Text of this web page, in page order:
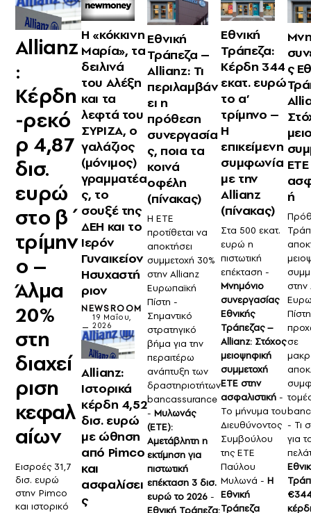
Allianz
:
Κέρδη
-ρεκό
ρ 4,87
δισ.
ευρώ
στο β΄
τρίμην
ο –
Άλμα
20%
στη
διαχεί
ριση
κεφαλ
αίων
Εισροές 31,7
δισ. ευρώ
στην Pimco
και ιστορικό
Η «κόκκινη
Μαρία», τα
δειλινά
του Αλέξη
και τα
λεφτά του
ΣΥΡΙΖΑ, ο
γαλάζιος
(μόνιμος)
γραμματέα
ς, το
σουξέ της
ΔΕΗ και το
Ιερόν
Γυναικείον
Ησυχαστή
ριον
NEWSROOM
19 Μαΐου,
2026
Allianz:
Ιστορικά
κέρδη 4,52
δισ. ευρώ
με ώθηση
από Pimco
και
ασφαλίσει
ς
Εθνική
Τράπεζα –
Allianz: Τι
περιλαμβάν
ει η
πρόθεση
συνεργασία
ς, ποια τα
κοινά
οφέλη
(πίνακας)
Η ΕΤΕ
προτίθεται να
αποκτήσει
συμμετοχή 30%
στην Allianz
Ευρωπαϊκή
Πίστη -
Σημαντικό
στρατηγικό
βήμα για την
περαιτέρω
ανάπτυξη των
δραστηριοτήτων
bancassurance
-Μυλωνάς
(ΕΤΕ):
Αμετάβλητη η
εκτίμηση για
πιστωτική
επέκταση 3 δισ.
ευρώ το 2026-
Εθνική
Τράπεζα:
Κέρδη 344
εκατ. ευρώ
το α’
τρίμηνο –
Η
επικείμενη
συμφωνία
με την
Allianz
(πίνακας)
Στα 500 εκατ.
ευρώ η
πιστωτική
επέκταση -
Μνημόνιο
συνεργασίας
Εθνικής
Τράπεζας –
Allianz: Στόχος
μειοψηφική
συμμετοχή
ΕΤΕ στην
ασφαλιστική -
Το μήνυμα του
Διευθύνοντος
Συμβούλου
της ΕΤΕ
Παύλου
Μυλωνά -Η
Εθνική
Τράπεζα
ς
ή
σε
- Τι
για